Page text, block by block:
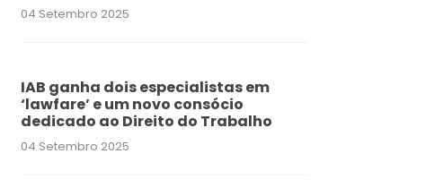
04 Setembro 2025
IAB ganha dois especialistas em
‘lawfare’ e um novo consócio
dedicado ao Direito do Trabalho
04 Setembro 2025